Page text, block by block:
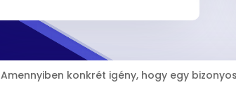
Amennyiben konkrét igény, hogy egy